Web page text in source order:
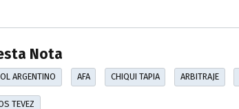
Nota
ARGENTINO AFA CHIQUI TAPIA ARBITRAJE
TEVEZ